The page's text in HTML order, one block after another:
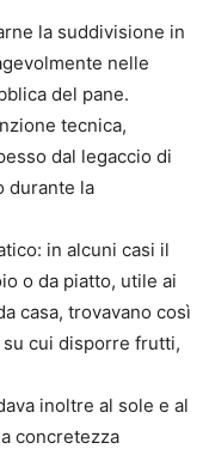
la suddivisione in
nelle
del pane.
tecnica,
dal legaccio di
durante la
in alcuni casi il
o da piatto, utile ai
casa, trovavano così
cui disporre frutti,
inoltre al sole e al
concretezza